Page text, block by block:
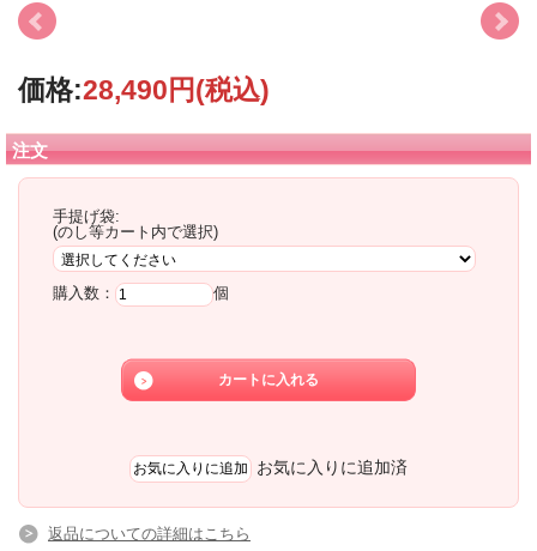
価格:28,490円(税込)
注文
手提げ袋:
(のし等カート内で選択)
購入数： 個
お気に入りに追加済
返品についての詳細はこちら